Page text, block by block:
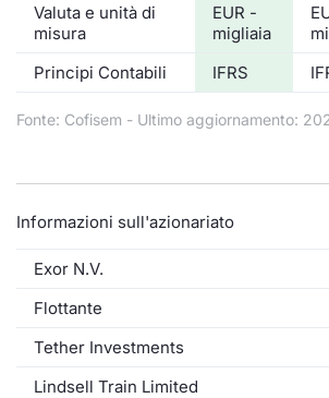
Valuta e unità di
misura
EUR -
migliaia
Principi Contabili
IFRS
Fonte: Cofisem - Ultimo aggiornamento:
Informazioni sull'azionariato
Exor N.V.
Flottante
Tether Investments
Lindsell Train Limited